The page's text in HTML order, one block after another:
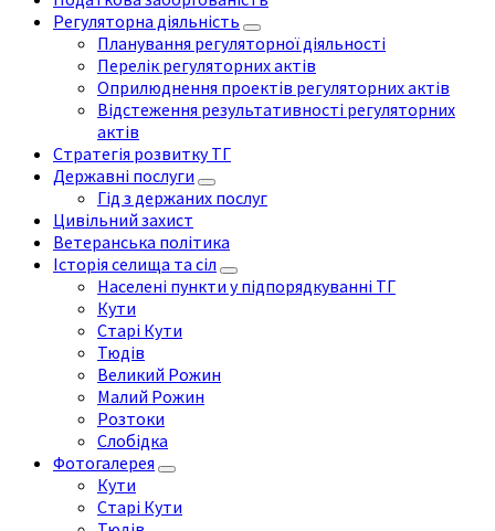
Регуляторна діяльність
Планування регуляторної діяльності
Перелік регуляторних актів
Оприлюднення проектів регуляторних актів
Відстеження результативності регуляторних
актів
Стратегія розвитку ТГ
Державні послуги
Гід з держаних послуг
Цивільний захист
Ветеранська політика
Історія селища та сіл
Населені пункти у підпорядкуванні ТГ
Кути
Старі Кути
Тюдів
Великий Рожин
Малий Рожин
Розтоки
Слобідка
Фотогалерея
Кути
Старі Кути